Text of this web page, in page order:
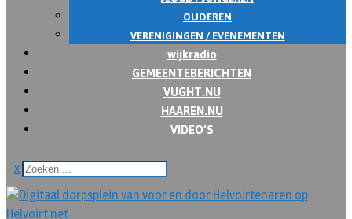
OUDEREN
VERENIGINGEN / EVENEMENTEN
wijkradio
GEMEENTEBERICHTEN
VUGHT.NU
HAAREN.NU
VIDEO’S
x